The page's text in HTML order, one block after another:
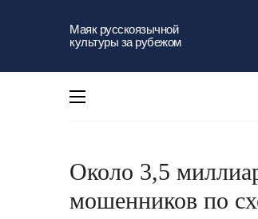
Маяк русскоязычной
культуры за рубежом
Около 3,5
мошенников по